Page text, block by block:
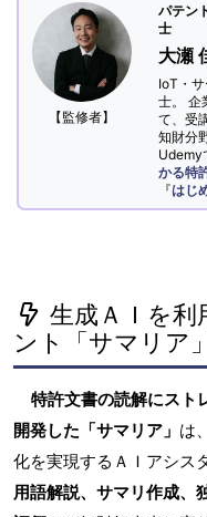
【監修者】
パテン
士
大瀬
IoT・
士。 企
て、受
知財分
Udemy
かる特
『はじ
生成ＡＩを利
ント「サマリア」
特許文書の読解にスト
開発した「サマリア」 は
化を実現するＡＩアシス
用語解説、サマリ作成、